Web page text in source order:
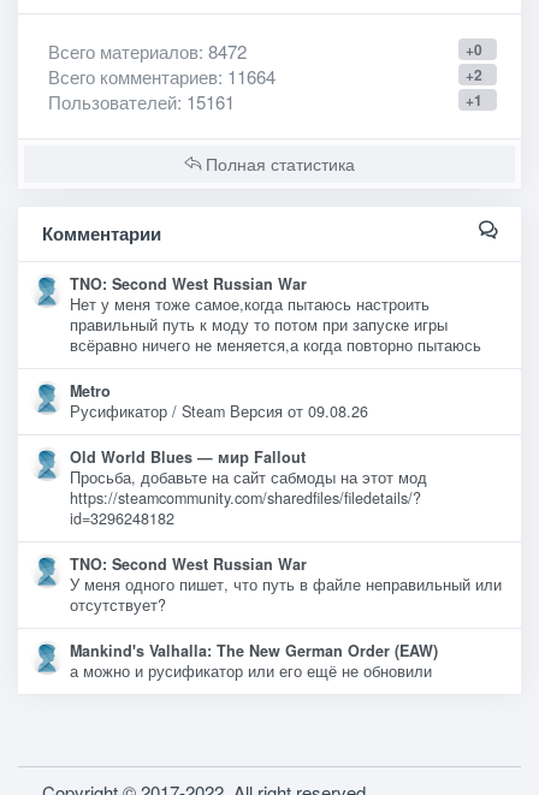
+0
Всего материалов: 8472
+2
Всего комментариев: 11664
+1
Пользователей: 15161
Полная статистика
Комментарии
TNO: Second West Russian War
Нет у меня тоже самое,когда пытаюсь настроить
правильный путь к моду то потом при запуске игры
всёравно ничего не меняется,а когда повторно пытаюсь
Metro
Русификатор / Steam Версия от 09.08.26
Old World Blues — мир Fallout
Просьба, добавьте на сайт сабмоды на этот мод
https://steamcommunity.com/sharedfiles/filedetails/?
id=3296248182
TNO: Second West Russian War
У меня одного пишет, что путь в файле неправильный или
отсутствует?
Mankind's Valhalla: The New German Order (EAW)
а можно и русификатор или его ещё не обновили